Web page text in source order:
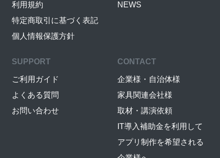
利用規約
特定商取引に基づく表記
個人情報保護方針
NEWS
SUPPORT
ご利用ガイド
よくある質問
お問い合わせ
CONTACT
企業様・自治体様
家具関連会社様
取材・講演依頼
IT導入補助金を利用して
アプリ制作を希望される